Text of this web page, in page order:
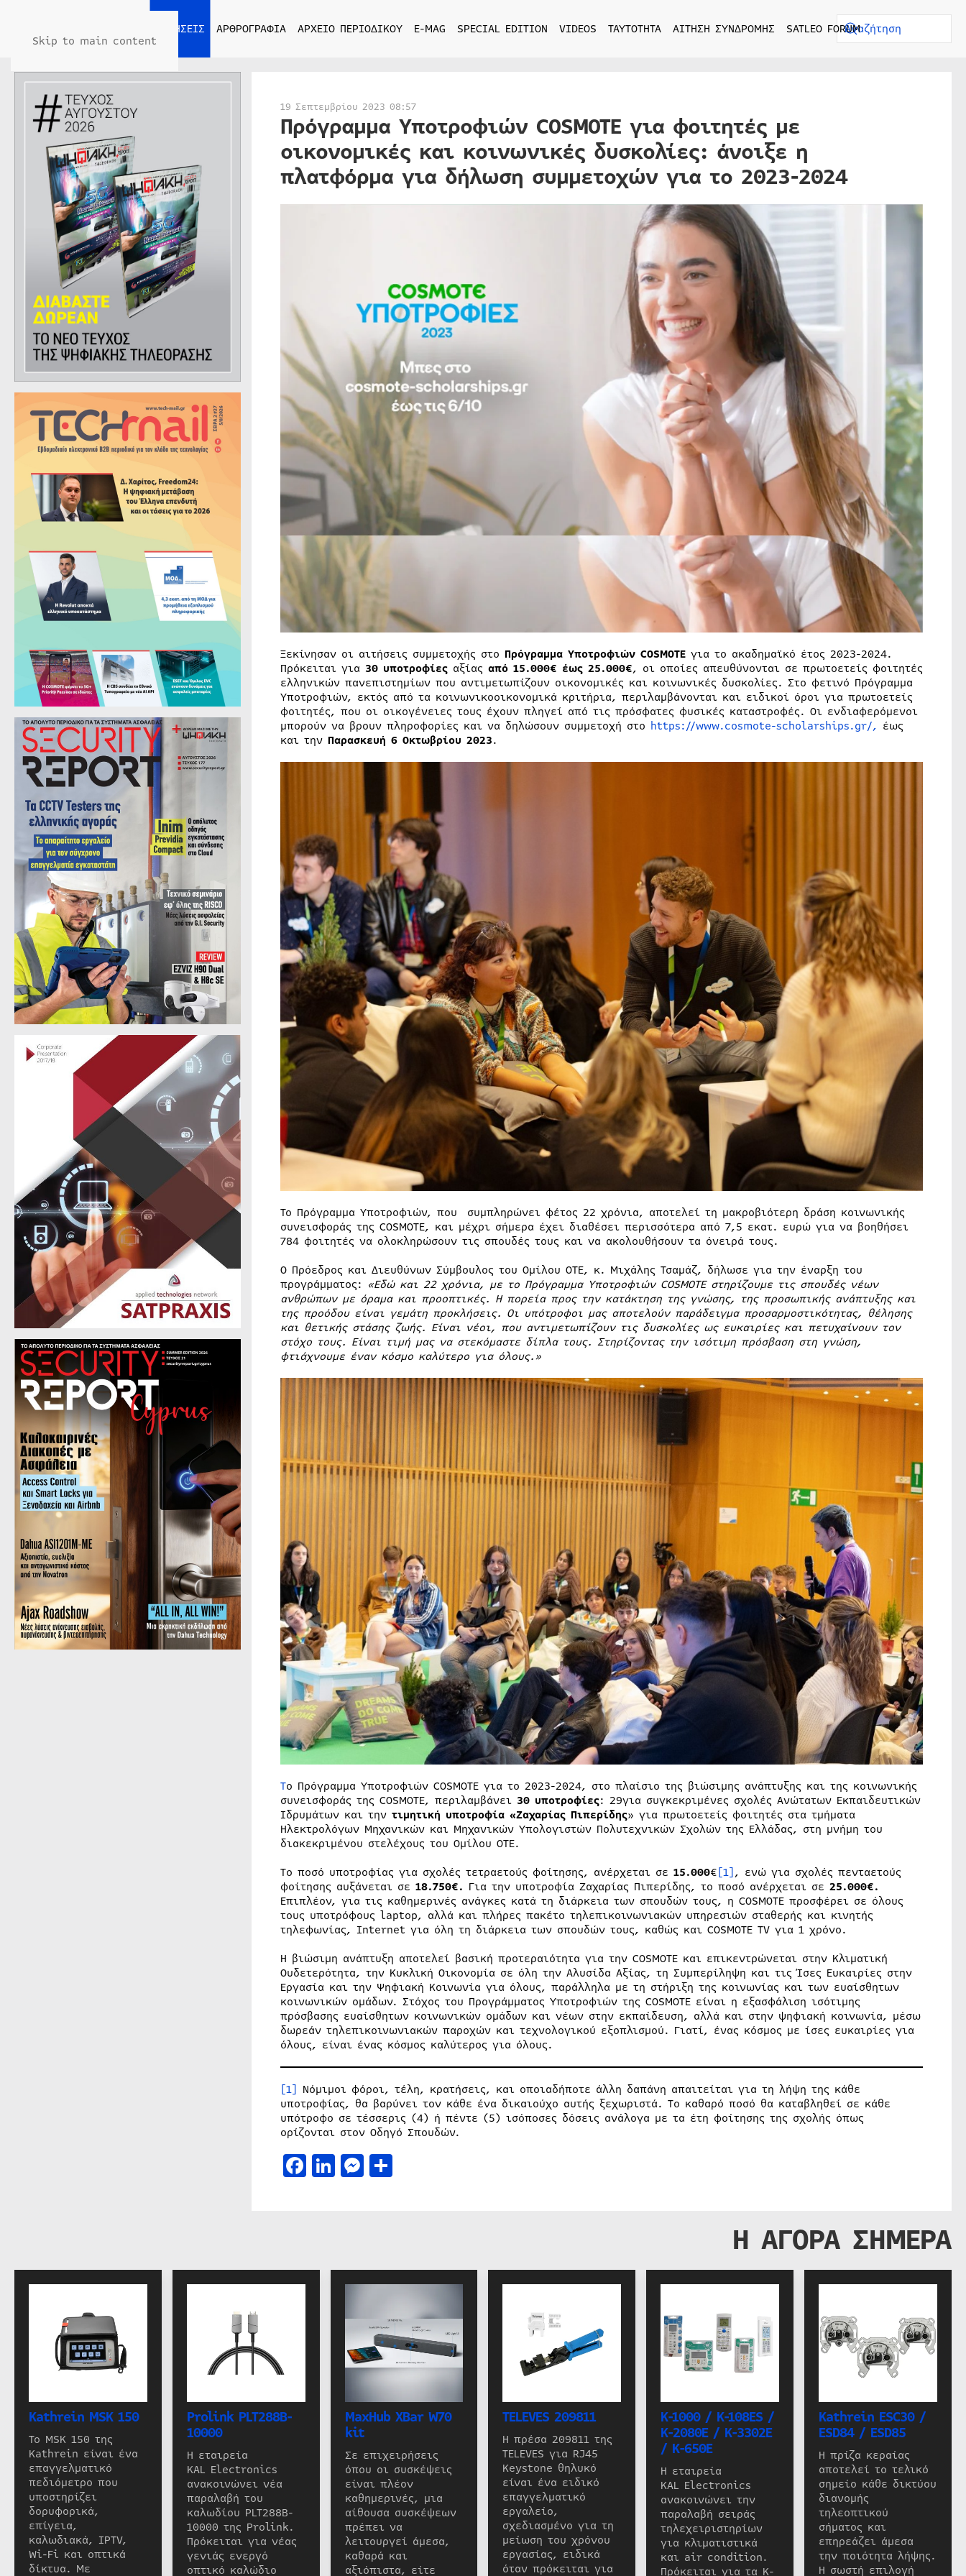
Skip to main content
ΕΙΔΗΣΕΙΣ ΑΡΘΡΟΓΡΑΦΙΑ ΑΡΧΕΙΟ ΠΕΡΙΟΔΙΚΟΥ E-MAG SPECIAL EDITION VIDEOS ΤΑΥΤΟΤΗΤΑ ΑΙΤΗΣΗ ΣΥΝΔΡΟΜΗΣ SATLEO FORUM
19 Σεπτεμβρίου 2023 08:57
Πρόγραμμα Υποτροφιών COSMOTE για φοιτητές με
οικονομικές και κοινωνικές δυσκολίες: άνοιξε η
πλατφόρμα για δήλωση συμμετοχών για το 2023-2024
Ξεκίνησαν οι αιτήσεις συμμετοχής στο Πρόγραμμα Υποτροφιών COSMOTEγια το ακαδημαϊκό έτος 2023-2024.
Πρόκειται για 30 υποτροφίες αξίας από 15.000€ έως 25.000€, οι οποίες απευθύνονται σε πρωτοετείς φοιτητές
ελληνικών πανεπιστημίων που αντιμετωπίζουν οικονομικές και κοινωνικές δυσκολίες. Στο φετινό Πρόγραμμα
Υποτροφιών, εκτός από τα κοινωνικοοικονομικά κριτήρια, περιλαμβάνονται και ειδικοί όροι για πρωτοετείς
φοιτητές, που οι οικογένειες τους έχουν πληγεί από τις πρόσφατες φυσικές καταστροφές. Οι ενδιαφερόμενοι
μπορούν να βρουν πληροφορίες και να δηλώσουν συμμετοχή στο https://www.cosmote-scholarships.gr/, έως
και την Παρασκευή 6 Οκτωβρίου 2023.
Το Πρόγραμμα Υποτροφιών, που συμπληρώνει φέτος 22 χρόνια, αποτελεί τη μακροβιότερη δράση κοινωνικής
συνεισφοράς της COSMOTE, και μέχρι σήμερα έχει διαθέσει περισσότερα από 7,5 εκατ. ευρώ για να βοηθήσει
784 φοιτητές να ολοκληρώσουν τις σπουδές τους και να ακολουθήσουν τα όνειρά τους.
Ο Πρόεδρος και Διευθύνων Σύμβουλος του Ομίλου ΟΤΕ, κ. Μιχάλης Τσαμάζ, δήλωσε για την έναρξη του
προγράμματος: «Εδώ και 22 χρόνια, με το Πρόγραμμα Υποτροφιών COSMOTE στηρίζουμε τις σπουδές νέων
ανθρώπων με όραμα και προοπτικές. Η πορεία προς την κατάκτηση της γνώσης, της προσωπικής ανάπτυξης και
της προόδου είναι γεμάτη προκλήσεις. Οι υπότροφοι μας αποτελούν παράδειγμα προσαρμοστικότητας, θέλησης
και θετικής στάσης ζωής. Είναι νέοι, που αντιμετωπίζουν τις δυσκολίες ως ευκαιρίες και πετυχαίνουν τον
στόχο τους. Είναι τιμή μας να στεκόμαστε δίπλα τους. Στηρίζοντας την ισότιμη πρόσβαση στη γνώση,
φτιάχνουμε έναν κόσμο καλύτερο για όλους.»
Tο Πρόγραμμα Υποτροφιών COSMOTE για το 2023-2024, στο πλαίσιο της βιώσιμης ανάπτυξης και της κοινωνικής
συνεισφοράς της COSMOTE, περιλαμβάνει 30 υποτροφίες: 29για συγκεκριμένες σχολές Ανώτατων Εκπαιδευτικών
Ιδρυμάτων και την τιμητική υποτροφία «Ζαχαρίας Πιπερίδης» για πρωτοετείς φοιτητές στα τμήματα
Ηλεκτρολόγων Μηχανικών και Μηχανικών Υπολογιστών Πολυτεχνικών Σχολών της Ελλάδας, στη μνήμη του
διακεκριμένου στελέχους του Ομίλου ΟΤΕ.
To ποσό υποτροφίας για σχολές τετραετούς φοίτησης, ανέρχεται σε 15.000€[1], ενώ για σχολές πενταετούς
φοίτησης αυξάνεται σε 18.750€. Για την υποτροφία Ζαχαρίας Πιπερίδης, το ποσό ανέρχεται σε 25.000€.
Επιπλέον, για τις καθημερινές ανάγκες κατά τη διάρκεια των σπουδών τους, η COSMOTE προσφέρει σε όλους
τους υποτρόφους laptop, αλλά και πλήρες πακέτο τηλεπικοινωνιακών υπηρεσιών σταθερής και κινητής
τηλεφωνίας, Internet για όλη τη διάρκεια των σπουδών τους, καθώς και COSMOTE TV για 1 χρόνο.
Η βιώσιμη ανάπτυξη αποτελεί βασική προτεραιότητα για την COSMOTE και επικεντρώνεται στην Κλιματική
Ουδετερότητα, την Κυκλική Οικονομία σε όλη την Αλυσίδα Αξίας, τη Συμπερίληψη και τις Ίσες Ευκαιρίες στην
Εργασία και την Ψηφιακή Κοινωνία για όλους, παράλληλα με τη στήριξη της κοινωνίας και των ευαίσθητων
κοινωνικών ομάδων. Στόχος του Προγράμματος Υποτροφιών της COSMOTE είναι η εξασφάλιση ισότιμης
πρόσβασης ευαίσθητων κοινωνικών ομάδων και νέων στην εκπαίδευση, αλλά και στην ψηφιακή κοινωνία, μέσω
δωρεάν τηλεπικοινωνιακών παροχών και τεχνολογικού εξοπλισμού. Γιατί, ένας κόσμος με ίσες ευκαιρίες για
όλους, είναι ένας κόσμος καλύτερος για όλους.
[1] Νόμιμοι φόροι, τέλη, κρατήσεις, και οποιαδήποτε άλλη δαπάνη απαιτείται για τη λήψη της κάθε
υποτροφίας, θα βαρύνει τον κάθε ένα δικαιούχο αυτής ξεχωριστά. Tο καθαρό ποσό θα καταβληθεί σε κάθε
υπότροφο σε τέσσερις (4) ή πέντε (5) ισόποσες δόσεις ανάλογα με τα έτη φοίτησης της σχολής όπως
ορίζονται στον Οδηγό Σπουδών.
Facebook
LinkedIn
Messenger
Μοιραστείτε
Η ΑΓΟΡΑ ΣΗΜΕΡΑ
Kathrein MSK 150
Το MSK 150 της
Kathrein είναι ένα
επαγγελματικό
πεδιόμετρο που
υποστηρίζει
δορυφορικά,
επίγεια,
καλωδιακά, IPTV,
Wi-Fi και οπτικά
δίκτυα. Με
Prolink PLT288B-
10000
Η εταιρεία
KAL Electronics
ανακοινώνει νέα
παραλαβή του
καλωδίου PLT288B-
10000 της Prolink.
Πρόκειται για νέας
γενιάς ενεργό
οπτικό καλώδιο
MaxHub XBar W70
kit
Σε επιχειρήσεις
όπου οι συσκέψεις
είναι πλέον
καθημερινές, μια
αίθουσα συσκέψεων
πρέπει να
λειτουργεί άμεσα,
καθαρά και
αξιόπιστα, είτε
TELEVES 209811
Η πρέσα 209811 της
TELEVES για RJ45
Keystone θηλυκό
είναι ένα ειδικό
επαγγελματικό
εργαλείο,
σχεδιασμένο για τη
μείωση του χρόνου
εργασίας, ειδικά
όταν πρόκειται για
K-1000 / K-108ES /
K-2080E / K-3302E
/ K-650E
Η εταιρεία
KAL Electronics
ανακοινώνει την
παραλαβή σειράς
τηλεχειριστηρίων
για κλιματιστικά
και air condition.
Πρόκειται για τα K-
Kathrein ESC30 /
ESD84 / ESD85
Η πρίζα κεραίας
αποτελεί το τελικό
σημείο κάθε δικτύου
διανομής
τηλεοπτικού
σήματος και
επηρεάζει άμεσα
την ποιότητα λήψης.
Η σωστή επιλογή